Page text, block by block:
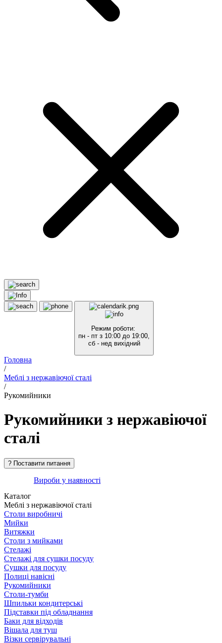
Режим роботи:
пн - пт з 10:00 до 19:00,
сб - нед вихідний
Головна
/
Меблі з нержавіючої сталі
/
Рукомийники
Рукомийники з нержавіючої
сталі
Вироби у наявності
Каталог
Меблі з нержавіючої сталі
Столи виробничі
Мийки
Витяжки
Столи з мийками
Стелажі
Стелажі для сушки посуду
Сушки для посуду
Полиці навісні
Рукомийники
Столи-тумби
Шпильки кондитерські
Підставки під обладнання
Баки для відходів
Вішала для туш
Візки сервірувальні